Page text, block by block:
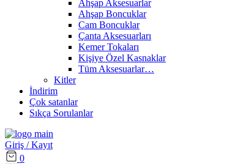
Ahşap Aksesuarlar
Ahşap Boncuklar
Cam Boncuklar
Çanta Aksesuarları
Kemer Tokaları
Kişiye Özel Kasnaklar
Tüm Aksesuarlar…
Kitler
İndirim
Çok satanlar
Sıkça Sorulanlar
Giriş / Kayıt
0